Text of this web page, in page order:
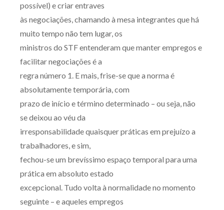
possível) e criar entraves
às negociações, chamando à mesa integrantes que há
muito tempo não tem lugar, os
ministros do STF entenderam que manter empregos e
facilitar negociações é a
regra número 1. E mais, frise-se que a norma é
absolutamente temporária, com
prazo de início e término determinado – ou seja, não
se deixou ao véu da
irresponsabilidade quaisquer práticas em prejuízo a
trabalhadores, e sim,
fechou-se um brevíssimo espaço temporal para uma
prática em absoluto estado
excepcional. Tudo volta à normalidade no momento
seguinte – e aqueles empregos